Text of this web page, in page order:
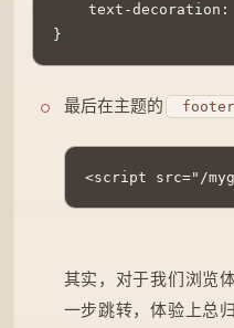
text-decoration:
}
最后在主题的
<script src="/
其实，对于我们浏览
一步跳转，体验上总